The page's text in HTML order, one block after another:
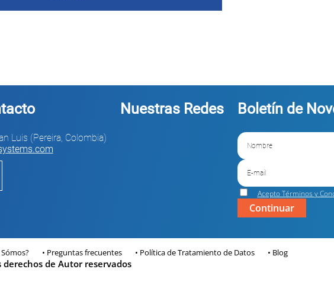
Luis (Pereira, Colombia)
Nuestras Redes Boletín de
Acepto Términos y
Continuar
Preguntas frecuentes Política de Tratamiento de Datos Blog
derechos de Autor reservados